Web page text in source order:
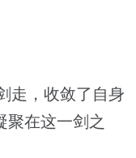
走，收敛了自身
聚在这一剑之